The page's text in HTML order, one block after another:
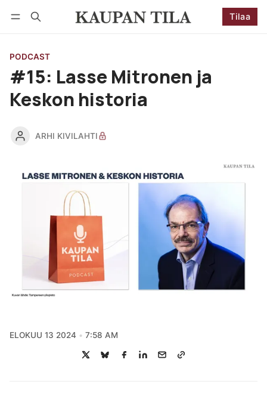
Tilaa
PODCAST
#15: Lasse Mitronen ja
Keskon historia
ARHI KIVILAHTI
ELOKUU 13 2024 7:58 AM